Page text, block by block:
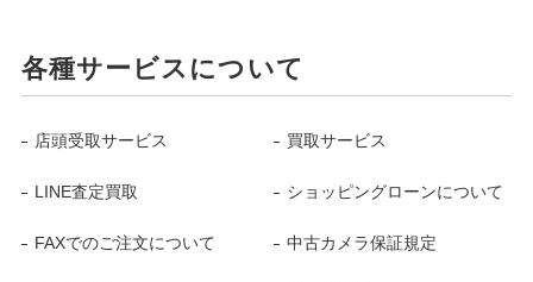
各種サービスについて
店頭受取サービス 買取サービス
LINE査定買取 ショッピングローンについて
FAXでのご注文について 中古カメラ保証規定